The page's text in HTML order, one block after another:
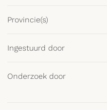
Provincie(s)
Ingestuurd door
Onderzoek door